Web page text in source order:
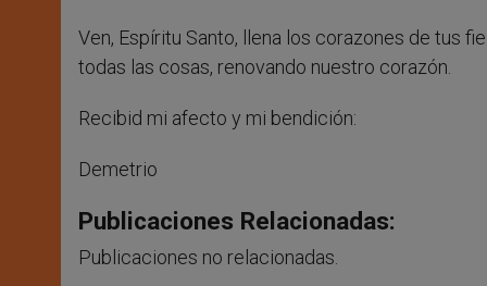
Ven, Espíritu Santo, llena los corazones de tus
todas las cosas, renovando nuestro corazón.
Recibid mi afecto y mi bendición:
Demetrio
Publicaciones Relacionadas:
Publicaciones no relacionadas.